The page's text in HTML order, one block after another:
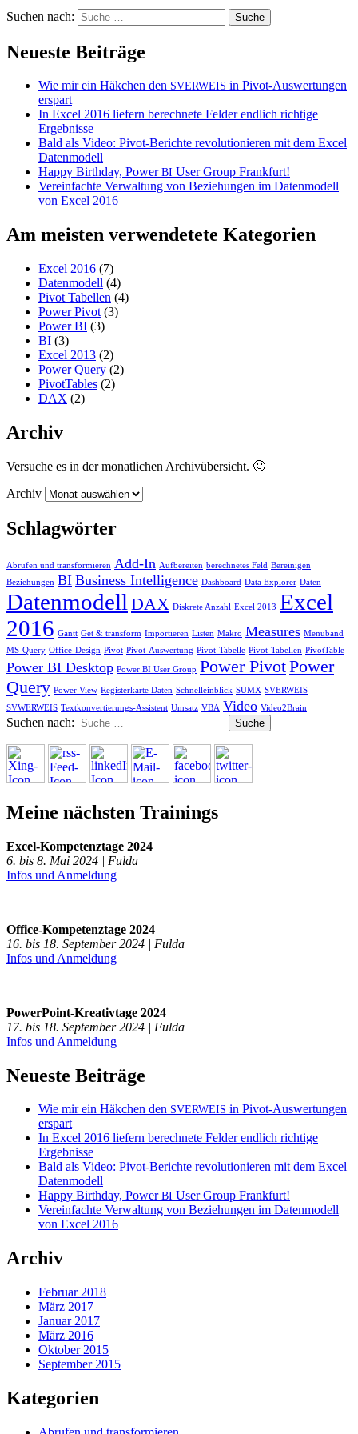
Suchen nach:
Neueste Beiträge
Wie mir ein Häkchen den SVERWEIS in Pivot-Auswertungen
erspart
In Excel 2016 liefern berechnete Felder endlich richtige
Ergebnisse
Bald als Video: Pivot-Berichte revolutionieren mit dem Excel
Datenmodell
Happy Birthday, PowerBI User Group Frankfurt!
Vereinfachte Verwaltung von Beziehungen im Datenmodell
von Excel 2016
Am meisten verwendetete Kategorien
Excel 2016 (7)
Datenmodell (4)
Pivot Tabellen (4)
Power Pivot (3)
Power BI (3)
BI (3)
Excel 2013 (2)
Power Query (2)
PivotTables (2)
DAX (2)
Archiv
Versuche es in der monatlichen Archivübersicht. 🙂
Archiv
Schlagwörter
Abrufen und transformieren Add-In Aufbereiten berechnetes Feld Bereinigen
Beziehungen BI Business Intelligence Dashboard Data Explorer Daten
Datenmodell DAX Diskrete Anzahl Excel 2013 Excel
2016 Gantt Get & transform Importieren Listen Makro Measures Menüband
MS-Query Office-Design Pivot Pivot-Auswertung Pivot-Tabelle Pivot-Tabellen PivotTable
Power BI Desktop Power BI User Group Power PivotPower
Query Power View Registerkarte Daten Schnelleinblick SUMX SVERWEIS
SVWERWEIS Textkonvertierungs-Assistent Umsatz VBA Video Video2Brain
Suchen nach:
Meine nächsten Trainings
Excel-Kompetenztage 2024
6. bis 8. Mai 2024 | Fulda
Infos und Anmeldung
Office-Kompetenztage 2024
16. bis 18. September 2024 | Fulda
Infos und Anmeldung
PowerPoint-Kreativtage 2024
17. bis 18. September 2024 | Fulda
Infos und Anmeldung
Neueste Beiträge
Wie mir ein Häkchen den SVERWEIS in Pivot-Auswertungen
erspart
In Excel 2016 liefern berechnete Felder endlich richtige
Ergebnisse
Bald als Video: Pivot-Berichte revolutionieren mit dem Excel
Datenmodell
Happy Birthday, PowerBI User Group Frankfurt!
Vereinfachte Verwaltung von Beziehungen im Datenmodell
von Excel 2016
Archiv
Februar 2018
März 2017
Januar 2017
März 2016
Oktober 2015
September 2015
Kategorien